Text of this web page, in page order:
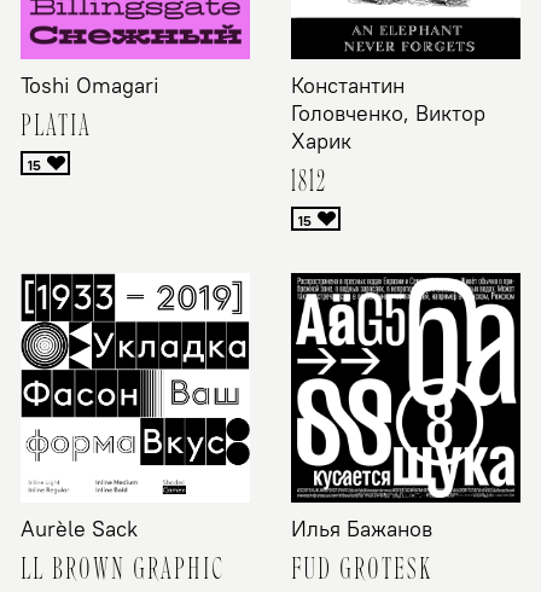
Toshi Omagari
PLATIA
Константин
Головченко, Виктор
Харик
1812
Aurèle Sack
LL BROWN GRAPHIC
Илья Бажанов
FUD GROTESK